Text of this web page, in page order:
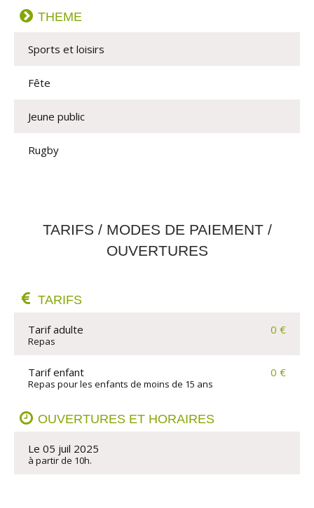
THEME
Sports et loisirs
Fête
Jeune public
Rugby
TARIFS / MODES DE PAIEMENT /
OUVERTURES
TARIFS
Tarif adulte 0 €
Repas
Tarif enfant 0 €
Repas pour les enfants de moins de 15 ans
OUVERTURES ET HORAIRES
Le 05 juil 2025
à partir de 10h.